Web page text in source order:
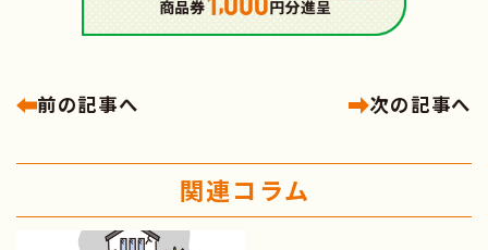
前の記事へ 次の記事へ
関連コラム